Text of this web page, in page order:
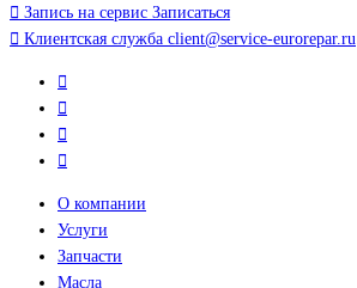
Запись на сервис Записаться
Клиентская служба client@service-eurorepar.ru
О компании
Услуги
Запчасти
Масла